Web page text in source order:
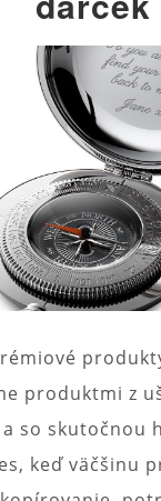
produktmi z
so skutočnou
keď väčšinu